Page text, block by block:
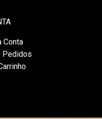
Conta
Pedidos